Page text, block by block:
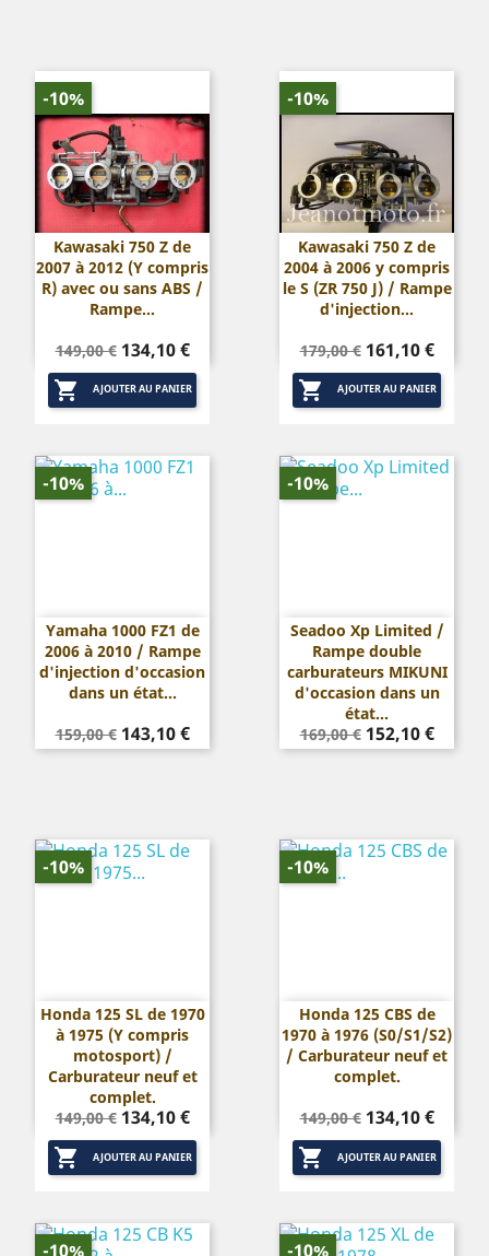
Kawasaki 750 Z de
2007 à 2012 (Y compris
R) avec ou sans ABS /
Rampe...
Prix
de
base
149,00 € Prix
134,10 €
 AJOUTER AU PANIER
-10%
Kawasaki 750 Z de
2004 à 2006 y compris
le S (ZR 750 J) / Rampe
d'injection...
Prix
de
base
179,00 € Prix
161,10 €
 AJOUTER AU PANIER
-10%
Yamaha 1000 FZ1 de
2006 à 2010 / Rampe
d'injection d'occasion
dans un état...
Prix
de
159,00 € Prix
143,10 €
-10%
Seadoo Xp Limited /
Rampe double
carburateurs MIKUNI
d'occasion dans un
état...
Prix
de
169,00 € Prix
152,10 €
-10%
Honda 125 SL de 1970
à 1975 (Y compris
motosport) /
Carburateur neuf et
complet.
Prix
de
base
149,00 € Prix
134,10 €
 AJOUTER AU PANIER
-10%
Honda 125 CBS de
1970 à 1976 (S0/S1/S2)
/ Carburateur neuf et
complet.
Prix
de
base
149,00 € Prix
134,10 €
 AJOUTER AU PANIER
-10%
-10% -10%